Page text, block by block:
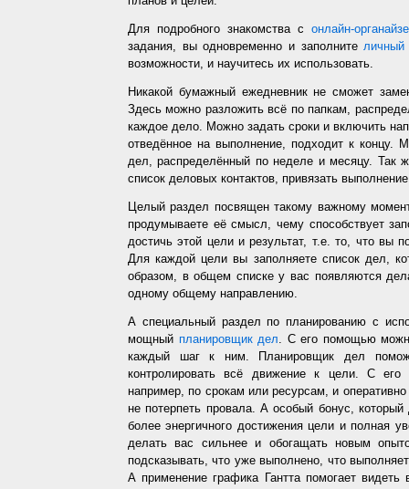
Для подробного знакомства с онлайн-
задания, вы одновременно и заполнителичный
возможности, и научитесь их использовать.
Никакой бумажный ежедневник не сможет
Здесь можно разложить всё по папкам,
каждое дело. Можно задать сроки и включить
отведённое на выполнение, подходит к концу.
дел, распределённый по неделе и месяцу. Так
список деловых контактов, привязать
Целый раздел посвящен такому важному
продумываете её смысл, чему способствует
достичь этой цели и результат, т.е. то, что вы
Для каждой цели вы заполняете список дел,
образом, в общем списке у вас появляются
одному общему направлению.
А специальный раздел по планированию с
мощный планировщик дел. С его помощью
каждый шаг к ним. Планировщик дел
контролировать всё движение к цели. С
например, по срокам или ресурсам, и
не потерпеть провала. А особый бонус,
более энергичного достижения цели и полная
делать вас сильнее и обогащать новым
подсказывать, что уже выполнено, что
А применение графика Гантта помогает